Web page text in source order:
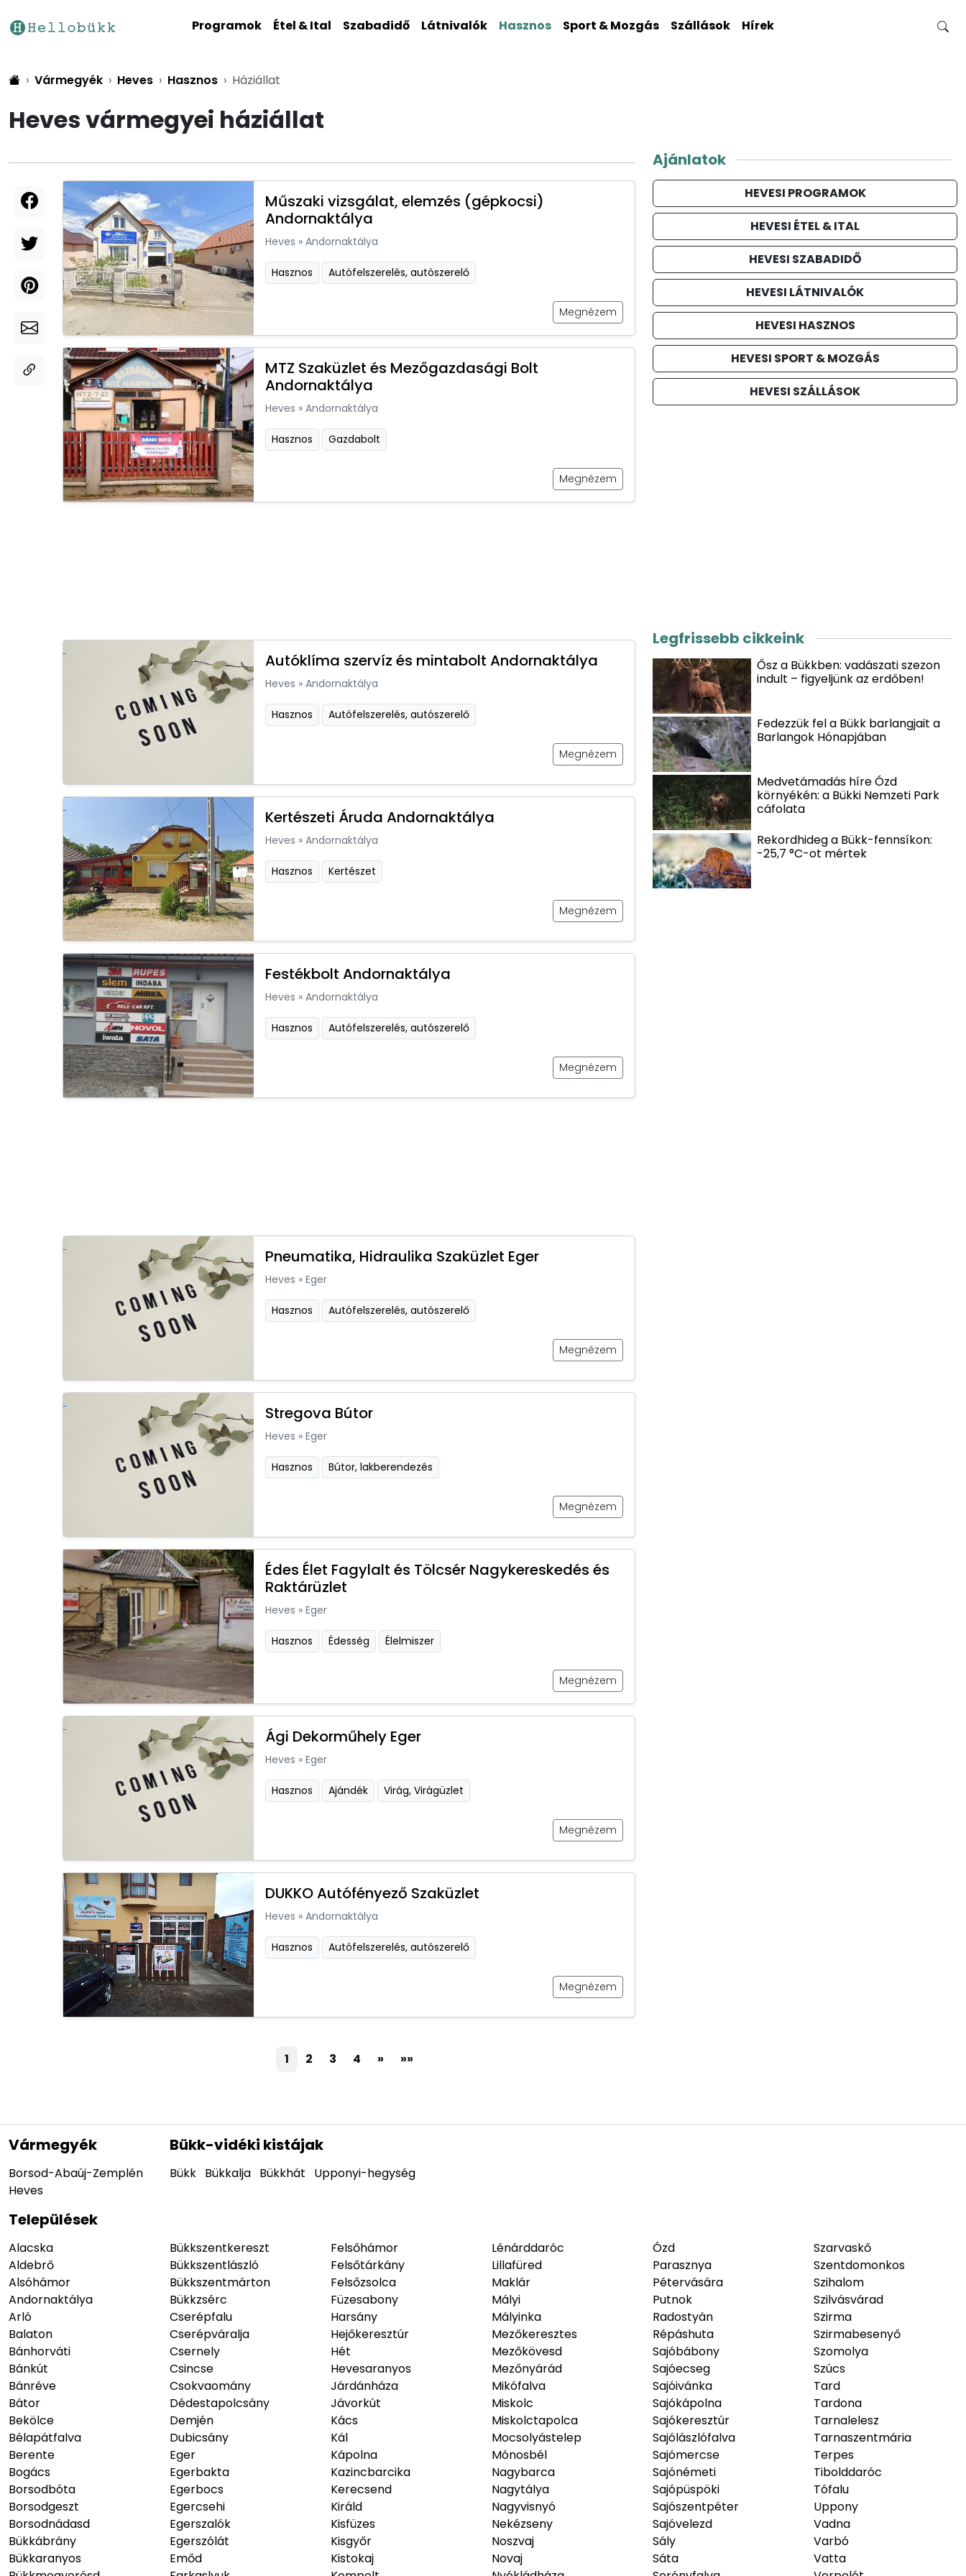
Programok Étel & Ital Szabadidő Látnivalók Hasznos Sport & Mozgás Szállások Hírek
Vármegyék Heves Hasznos Háziállat
Heves vármegyei háziállat
Műszaki vizsgálat, elemzés (gépkocsi)
Andornaktálya
Heves » Andornaktálya
Hasznos Autófelszerelés, autószerelő
Megnézem
MTZ Szaküzlet és Mezőgazdasági Bolt
Andornaktálya
Heves » Andornaktálya
Hasznos Gazdabolt
Megnézem
Autóklíma szervíz és mintabolt Andornaktálya
Heves » Andornaktálya
Hasznos Autófelszerelés, autószerelő
Megnézem
Kertészeti Áruda Andornaktálya
Heves » Andornaktálya
Hasznos Kertészet
Megnézem
Festékbolt Andornaktálya
Heves » Andornaktálya
Hasznos Autófelszerelés, autószerelő
Megnézem
Pneumatika, Hidraulika Szaküzlet Eger
Heves » Eger
Hasznos Autófelszerelés, autószerelő
Megnézem
Stregova Bútor
Heves » Eger
Hasznos Bútor, lakberendezés
Megnézem
Édes Élet Fagylalt és Tölcsér Nagykereskedés és
Raktárüzlet
Heves » Eger
Hasznos Édesség Élelmiszer
Megnézem
Ági Dekorműhely Eger
Heves » Eger
Hasznos Ajándék Virág, Virágüzlet
Megnézem
DUKKO Autófényező Szaküzlet
Heves » Andornaktálya
Hasznos Autófelszerelés, autószerelő
Megnézem
1 2 3 4 » »»
Ajánlatok
HEVESI PROGRAMOK
HEVESI ÉTEL & ITAL
HEVESI SZABADIDŐ
HEVESI LÁTNIVALÓK
HEVESI HASZNOS
HEVESI SPORT & MOZGÁS
HEVESI SZÁLLÁSOK
Legfrissebb cikkeink
Ősz a Bükkben: vadászati szezon
indult – figyeljünk az erdőben!
Fedezzük fel a Bükk barlangjait a
Barlangok Hónapjában
Medvetámadás híre Ózd
környékén: a Bükki Nemzeti Park
cáfolata
Rekordhideg a Bükk-fennsíkon:
-25,7 °C-ot mértek
Vármegyék
Borsod-Abaúj-Zemplén
Heves
Bükk-vidéki kistájak
Bükk Bükkalja Bükkhát Upponyi-hegység
Települések
Alacska
Aldebrő
Alsóhámor
Andornaktálya
Arló
Balaton
Bánhorváti
Bánkút
Bánréve
Bátor
Bekölce
Bélapátfalva
Berente
Bogács
Borsodbóta
Borsodgeszt
Borsodnádasd
Bükkábrány
Bükkaranyos
Bükkszentkereszt
Bükkszentlászló
Bükkszentmárton
Bükkzsérc
Cserépfalu
Cserépváralja
Csernely
Csincse
Csokvaomány
Dédestapolcsány
Demjén
Dubicsány
Eger
Egerbakta
Egerbocs
Egercsehi
Egerszalók
Egerszólát
Emőd
Felsőhámor
Felsőtárkány
Felsőzsolca
Füzesabony
Harsány
Hejőkeresztúr
Hét
Hevesaranyos
Járdánháza
Jávorkút
Kács
Kál
Kápolna
Kazincbarcika
Kerecsend
Királd
Kisfüzes
Kisgyőr
Kistokaj
Lénárddaróc
Lillafüred
Maklár
Mályi
Mályinka
Mezőkeresztes
Mezőkövesd
Mezőnyárád
Mikófalva
Miskolc
Miskolctapolca
Mocsolyástelep
Mónosbél
Nagybarca
Nagytálya
Nagyvisnyó
Nekézseny
Noszvaj
Novaj
Ózd
Parasznya
Pétervására
Putnok
Radostyán
Répáshuta
Sajóbábony
Sajóecseg
Sajóivánka
Sajókápolna
Sajókeresztúr
Sajólászlófalva
Sajómercse
Sajónémeti
Sajópüspöki
Sajószentpéter
Sajóvelezd
Sály
Sáta
Szarvaskő
Szentdomonkos
Szihalom
Szilvásvárad
Szirma
Szirmabesenyő
Szomolya
Szúcs
Tard
Tardona
Tarnalelesz
Tarnaszentmária
Terpes
Tibolddaróc
Tófalu
Uppony
Vadna
Varbó
Vatta